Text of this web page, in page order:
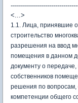
<...>
1.1. Лица, принявшие
строительство
разрешения на ввод
помещения в данном
документу о
собственников
решения по
компетенции общего